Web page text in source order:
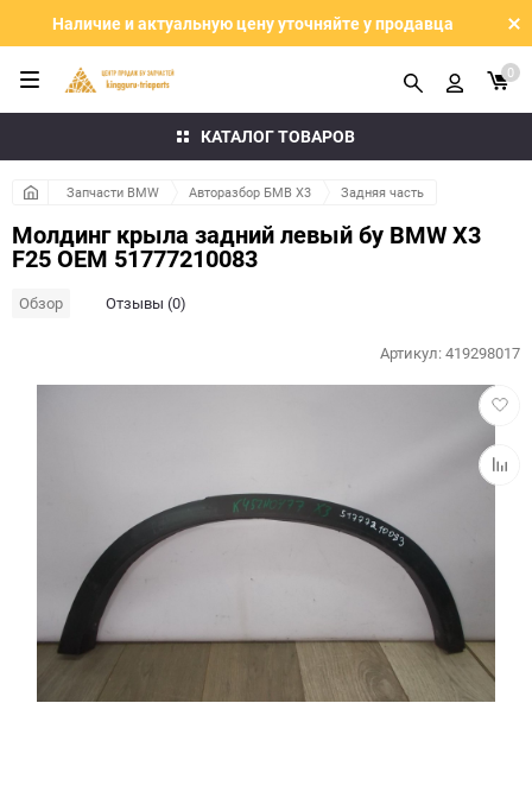
Наличие и актуальную цену уточняйте у продавца
КАТАЛОГ ТОВАРОВ
0
Запчасти BMW Авторазбор БМВ Х3 Задняя часть
Молдинг крыла задний левый бу BMW X3
F25 OEM 51777210083
Обзор Отзывы (0)
в
к
Артикул:419298017